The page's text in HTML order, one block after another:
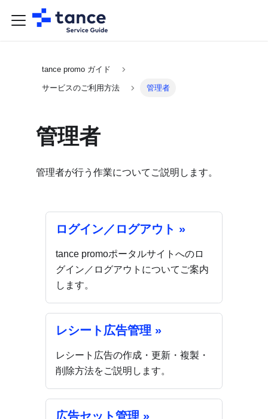
tance promo ガイド
サービスのご利用方法 管理者
管理者
管理者が行う作業についてご説明します。
ログイン／ログアウト »
tance promoポータルサイトへのロ
グイン／ログアウトについてご案内
します。
レシート広告管理 »
レシート広告の作成・更新・複製・
削除方法をご説明します。
広告セット管理 »